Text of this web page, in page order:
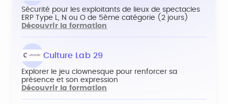
Sécurité pour les exploitants de lieux de spectacles
ERP Type L, N ou O de 5ème catégorie (2 jours)
Découvrir la formation
Culture Lab 29
Explorer le jeu clownesque pour renforcer sa
présence et son expression
Découvrir la formation